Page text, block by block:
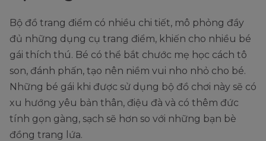
Bộ đồ trang điểm có nhiều chi tiết, mô phỏng đầy
đủ những dụng cụ trang điểm, khiến cho nhiều bé
gái thích thú. Bé có thể bắt chước mẹ học cách tô
son, đánh phấn, tạo nên niềm vui nho nhỏ cho bé.
Những bé gái khi được sử dụng bộ đồ chơi này sẽ có
xu hướng yêu bản thân, điệu đà và có thêm đức
tính gọn gàng, sạch sẽ hơn so với những bạn bè
đồng trang lứa.